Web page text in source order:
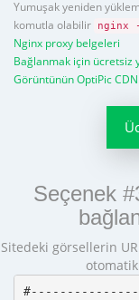
Yumuşak yeniden
komutla olabilir
nginx
Nginx proxy belgeleri
Bağlanmak için ücretsiz
Görüntünün OptiPic
Seçenek
Sitedeki görsellerin